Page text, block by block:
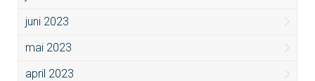
juni 2023
mai 2023
april 2023